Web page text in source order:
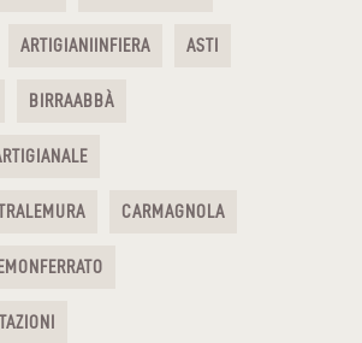
ARTIGIANIINFIERA ASTI
BIRRAABBÀ
CARMAGNOLA